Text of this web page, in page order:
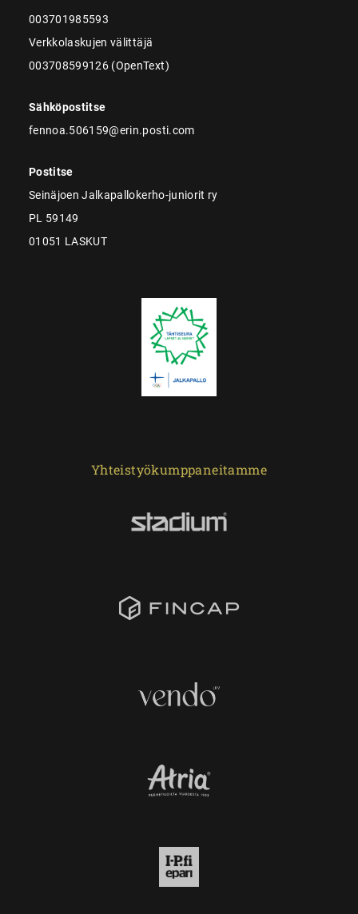
003701985593
Verkkolaskujen välittäjä
003708599126 (OpenText)
Sähköpostitse
fennoa.506159@erin.posti.com
Postitse
Seinäjoen Jalkapallokerho-juniorit ry
PL 59149
01051 LASKUT
Yhteistyökumppaneitamme